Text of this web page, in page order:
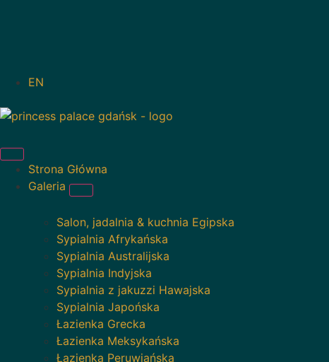
EN
Strona Główna
Galeria
Salon, jadalnia & kuchnia Egipska
Sypialnia Afrykańska
Sypialnia Australijska
Sypialnia Indyjska
Sypialnia z jakuzzi Hawajska
Sypialnia Japońska
Łazienka Grecka
Łazienka Meksykańska
Łazienka Peruwiańska